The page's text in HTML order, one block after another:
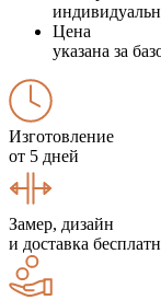
Цена
указана за
Изготовление
от 5 дней
Замер, дизайн
и доставка